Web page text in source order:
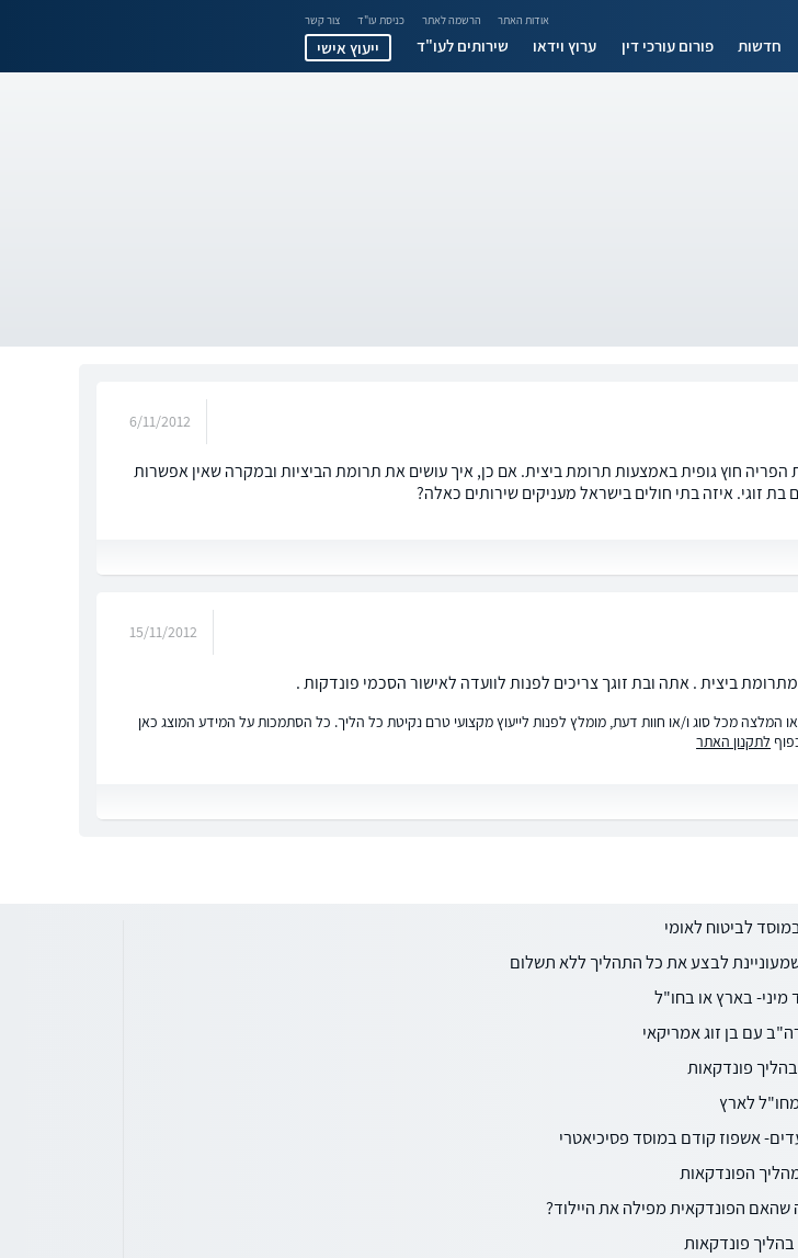
אודות האתר הרשמה לאתר כניסת עו"ד צור קשר
חדשות פורום עורכי דין ערוץ וידאו שירותים לעו"ד ייעוץ אישי
6/11/2012
הפריה חוץ גופית באמצעות תרומת ביצית. אם כן, איך עושים את תרומת הביציות ובמקרה שאין אפשרות
בת זוגי. איזה בתי חולים בישראל מעניקים שירותים כאלה?
15/11/2012
ביצית . אתה ובת זוגך צריכים לפנות לוועדה לאישור הסכמי פונדקות .
או המלצה מכל סוג ו/או חוות דעת, מומלץ לפנות לייעוץ מקצועי טרם נקיטת כל הליך. כל הסתמכות על המידע המוצג כאן
לתקנון האתר
לביטוח לאומי
לבצע את כל התהליך ללא תשלום
מיני- בארץ או בחו"ל
עם בן זוג אמריקאי
פונדקאות
לארץ
אשפוז קודם במוסד פסיכיאטרי
הפונדקאות
הפונדקאית מפילה את היילוד?